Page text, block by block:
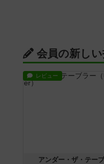
会員の新し
レビュー
アンダー・ザ・テー